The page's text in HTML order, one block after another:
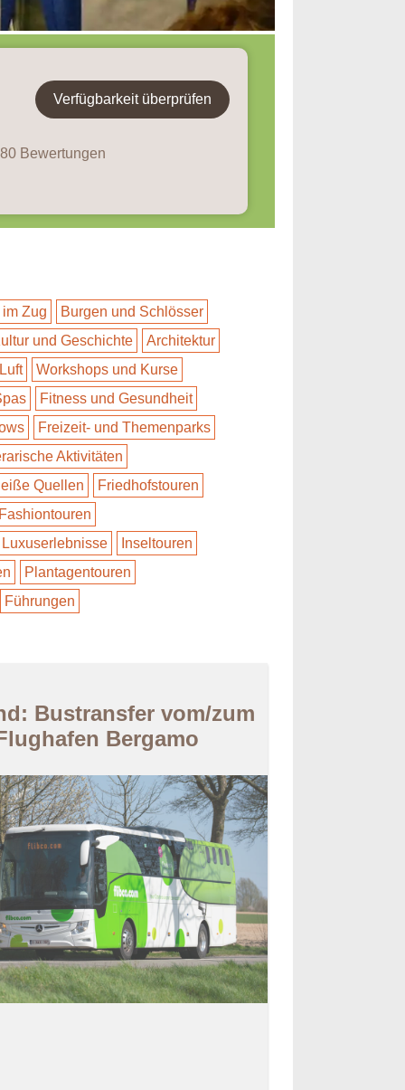
Verfügbarkeit überprüfen
Bewertungen
Zug
Burgen und Schlösser
und Geschichte
Architektur
Workshops und Kurse
Fitness und Gesundheit
Freizeit- und Themenparks
Aktivitäten
Quellen
Friedhofstouren
Fashiontouren
Luxuserlebnisse
Inseltouren
Plantagentouren
Führungen
Bustransfer vom/zum
Bergamo